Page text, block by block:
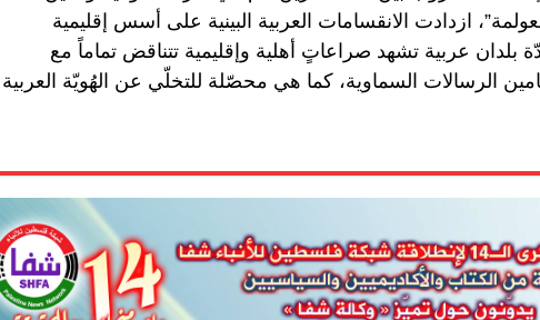
ازدادت الانقسامات العربية البينية على أسس إقليمية
بلدان عربية تشهد صراعاتٍ أهلية وإقليمية تتناقض تماماً مع
الرسالات السماوية، كما هي محصّلة للتخلّي عن الهُويّة العربية